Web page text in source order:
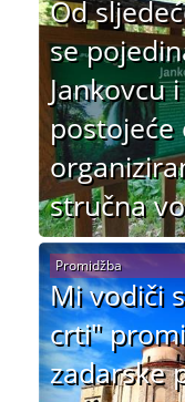
Od
se
Jankovcu
postojeće
stručna
Mi vodiči
crti"
zadarske
Promidžba